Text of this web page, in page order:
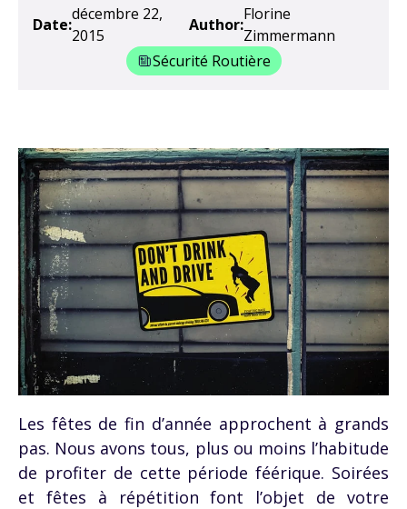
Date:
décembre 22,
2015
Author:
Florine
Zimmermann
Sécurité Routière
Les fêtes de fin d’année approchent à grands
pas. Nous avons tous, plus ou moins l’habitude
de profiter de cette période féérique. Soirées
et fêtes à répétition font l’objet de votre